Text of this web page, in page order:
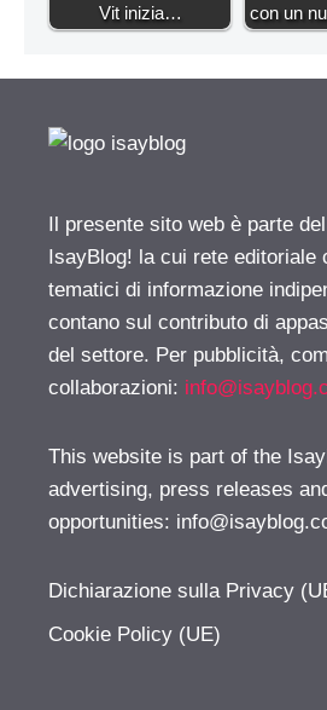
Vit inizia…
con un
Il presente sito web è parte
IsayBlog! la cui rete editoriale
tematici di informazione
contano sul contributo di
del settore. Per pubblicità,
collaborazioni:
This website is part of the
advertising, press releases
opportunities:
Dichiarazione sulla Privacy
Cookie Policy (UE)